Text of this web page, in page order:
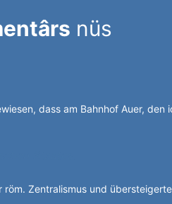
nüs
dass am Bahnhof Auer,
Zentralismus und